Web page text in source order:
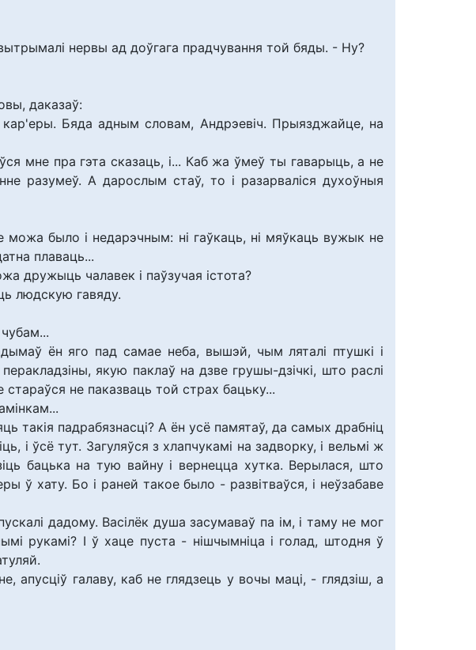
нервы ад доўгага прадчування той бяды. - Ну?
даказаў:
Бяда адным словам, Андрэевіч. Прыязджайце, на
мне пра гэта сказаць, і... Каб жа ўмеў ты гаварыць, а не
разумеў. А дарослым стаў, то і разарваліся духоўныя
было і недарэчным: ні гаўкаць, ні мяўкаць вужык не
плаваць...
дружыць чалавек і паўзучая істота?
людскую гавяду.
ён яго пад самае неба, вышэй, чым ляталі птушкі і
якую паклаў на дзве грушы-дзічкі, што раслі
не паказваць той страх бацьку...
такія падрабязнасці? А ён усё памятаў, да самых драбніц
і ўсё тут. Загуляўся з хлапчукамі на задворку, і вельмі ж
бацька на тую вайну і вернецца хутка. Верылася, што
ў хату. Бо і раней такое было - развітваўся, і неўзабаве
дадому. Васілёк душа засумаваў па ім, і таму не мог
рукамі? І ў хаце пуста - нішчымніца і голад, штодня ў
галаву, каб не глядзець у вочы маці, - глядзіш, а